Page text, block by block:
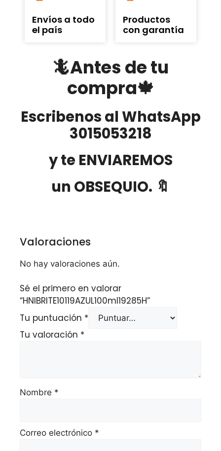
Envíos a todo
el país
Productos
con garantía
🦎Antes de tu
compra🍁
Escribenos al WhatsApp
3015053218
y te ENVIAREMOS
un OBSEQUIO. 🔖
Valoraciones
No hay valoraciones aún.
Sé el primero en valorar
“HNIBRITE10119AZUL100ml19285H”
Tu puntuación *
Tu valoración *
Nombre *
Correo electrónico *